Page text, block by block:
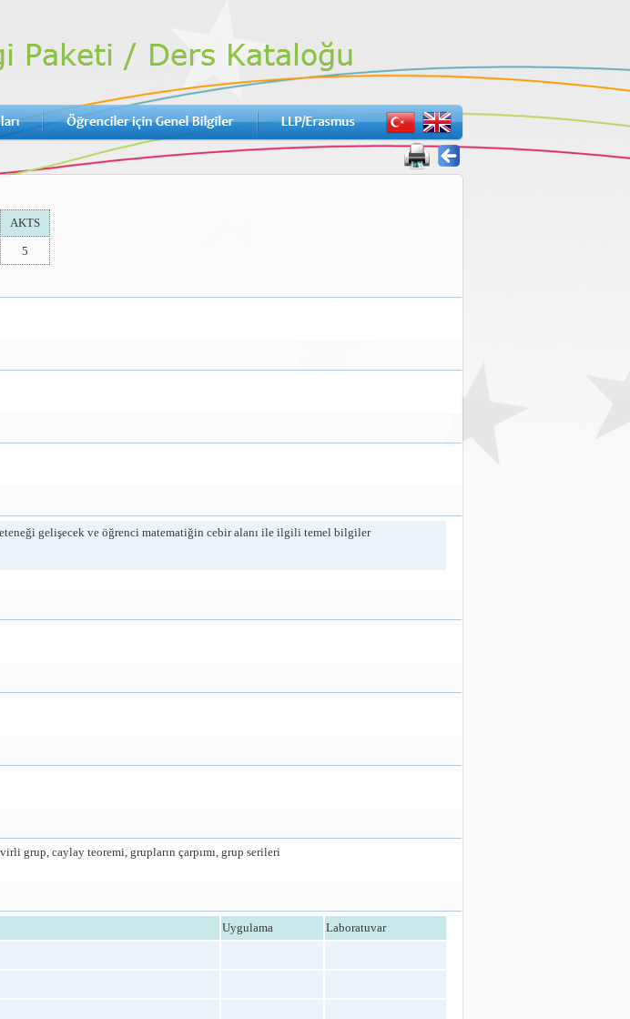
AKTS
5
gelişecek ve öğrenci matematiğin cebir alanı ile ilgili temel bilgiler
grup, caylay teoremi, grupların çarpımı, grup serileri
Uygulama
Laboratuvar